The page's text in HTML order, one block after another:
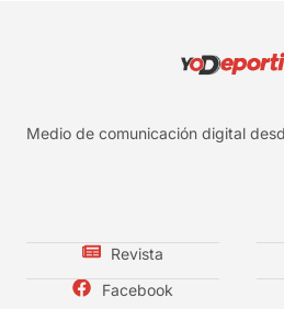
Medio de comunicación digital
Revista
Facebook